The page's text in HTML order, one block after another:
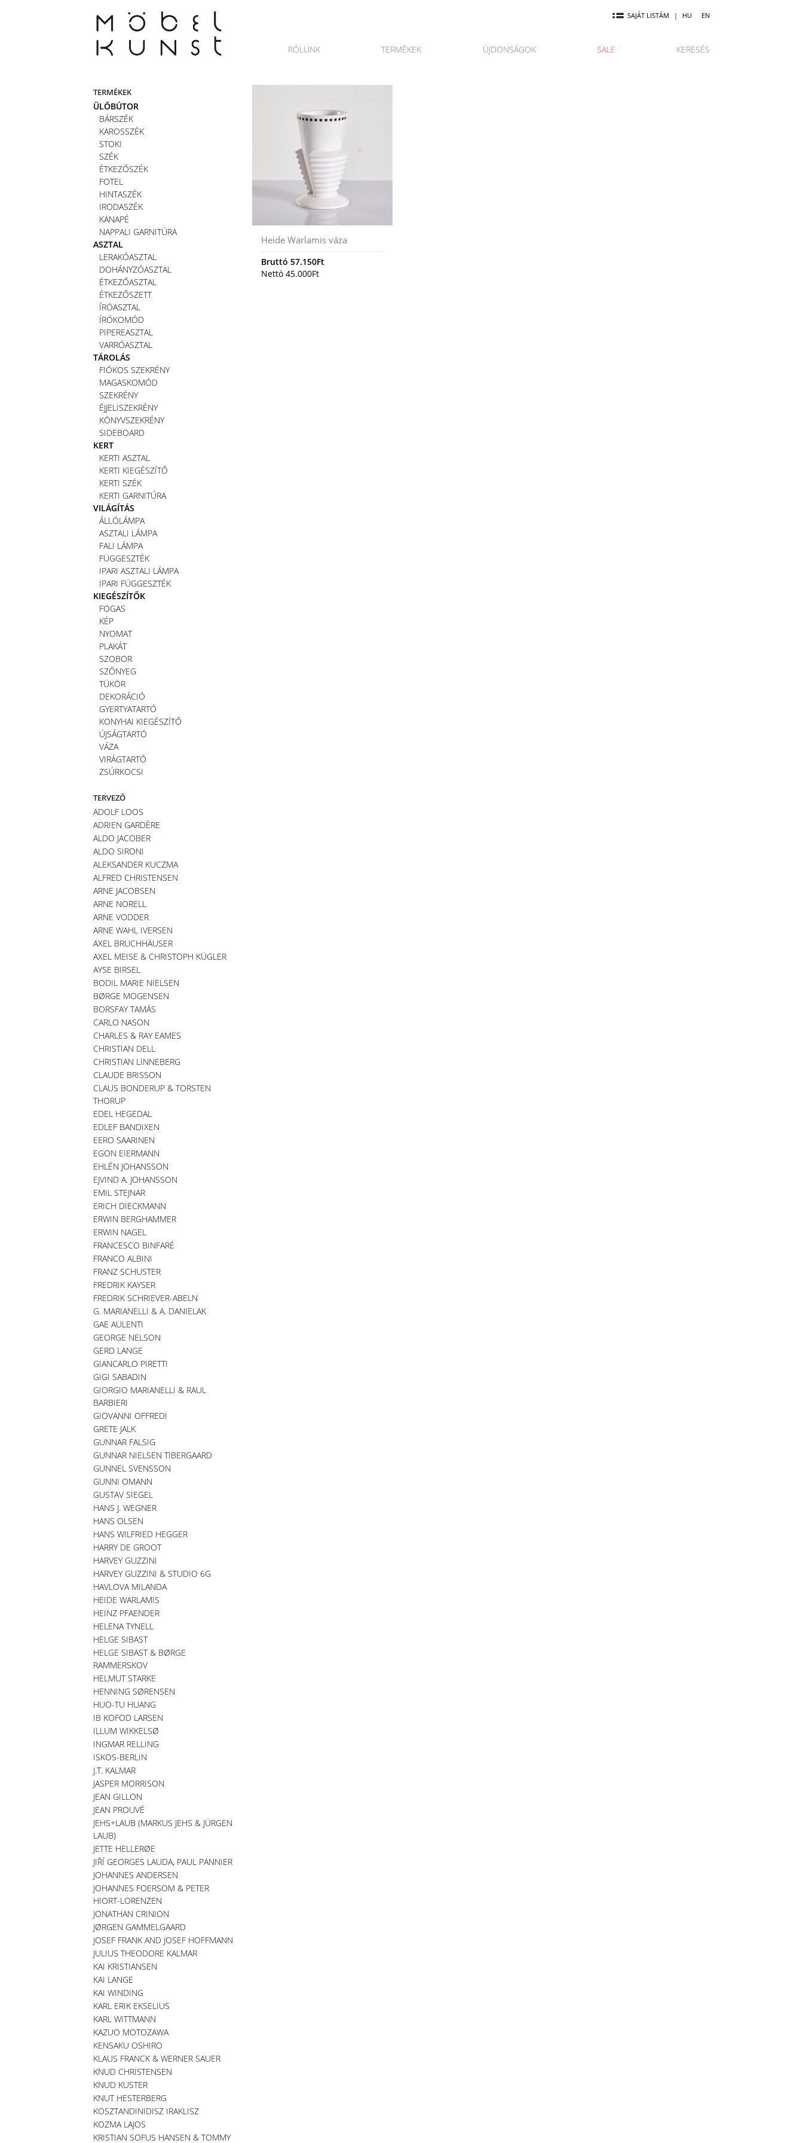
SAJÁT LISTÁM | HU EN
RÓLUNK TERMÉKEK ÚJDONSÁGOK SALE KERESÉS
TERMÉKEK
ÜLŐBÚTOR
BÁRSZÉK
KAROSSZÉK
STOKI
SZÉK
ÉTKEZŐSZÉK
FOTEL
HINTASZÉK
IRODASZÉK
KANAPÉ
NAPPALI GARNITÚRA
ASZTAL
LERAKÓASZTAL
DOHÁNYZÓASZTAL
ÉTKEZŐASZTAL
ÉTKEZŐSZETT
ÍRÓASZTAL
ÍRÓKOMÓD
PIPEREASZTAL
VARRÓASZTAL
TÁROLÁS
FIÓKOS SZEKRÉNY
MAGASKOMÓD
SZEKRÉNY
ÉJJELISZEKRÉNY
KÖNYVSZEKRÉNY
SIDEBOARD
KERT
KERTI ASZTAL
KERTI KIEGÉSZÍTŐ
KERTI SZÉK
KERTI GARNITÚRA
VILÁGÍTÁS
ÁLLÓLÁMPA
ASZTALI LÁMPA
FALI LÁMPA
FÜGGESZTÉK
IPARI ASZTALI LÁMPA
IPARI FÜGGESZTÉK
KIEGÉSZÍTŐK
FOGAS
KÉP
NYOMAT
PLAKÁT
SZOBOR
SZŐNYEG
TÜKÖR
DEKORÁCIÓ
GYERTYATARTÓ
KONYHAI KIEGÉSZÍTŐ
ÚJSÁGTARTÓ
VÁZA
VIRÁGTARTÓ
ZSÚRKOCSI
TERVEZŐ
ADOLF LOOS
ADRIEN GARDÈRE
ALDO JACOBER
ALDO SIRONI
ALEKSANDER KUCZMA
ALFRED CHRISTENSEN
ARNE JACOBSEN
ARNE NORELL
ARNE VODDER
ARNE WAHL IVERSEN
AXEL BRUCHHÄUSER
AXEL MEISE & CHRISTOPH KÜGLER
AYSE BIRSEL
BODIL MARIE NIELSEN
BØRGE MOGENSEN
BORSFAY TAMÁS
CARLO NASON
CHARLES & RAY EAMES
CHRISTIAN DELL
CHRISTIAN LINNEBERG
CLAUDE BRISSON
CLAUS BONDERUP & TORSTEN
THORUP
EDEL HEGEDAL
EDLEF BANDIXEN
EERO SAARINEN
EGON EIERMANN
EHLÉN JOHANSSON
EJVIND A. JOHANSSON
EMIL STEJNAR
ERICH DIECKMANN
ERWIN BERGHAMMER
ERWIN NAGEL
FRANCESCO BINFARÉ
FRANCO ALBINI
FRANZ SCHUSTER
FREDRIK KAYSER
FREDRIK SCHRIEVER-ABELN
G. MARIANELLI & A. DANIELAK
GAE AULENTI
GEORGE NELSON
GERD LANGE
GIANCARLO PIRETTI
GIGI SABADIN
GIORGIO MARIANELLI & RAUL
BARBIERI
GIOVANNI OFFREDI
GRETE JALK
GUNNAR FALSIG
GUNNAR NIELSEN TIBERGAARD
GUNNEL SVENSSON
GUNNI OMANN
GUSTAV SIEGEL
HANS J. WEGNER
HANS OLSEN
HANS WILFRIED HEGGER
HARRY DE GROOT
HARVEY GUZZINI
HARVEY GUZZINI & STUDIO 6G
HAVLOVA MILANDA
HEIDE WARLAMIS
HEINZ PFAENDER
HELENA TYNELL
HELGE SIBAST
HELGE SIBAST & BØRGE
RAMMERSKOV
HELMUT STARKE
HENNING SØRENSEN
HUO-TU HUANG
IB KOFOD LARSEN
ILLUM WIKKELSØ
INGMAR RELLING
ISKOS-BERLIN
J.T. KALMAR
JASPER MORRISON
JEAN GILLON
JEAN PROUVÉ
JEHS+LAUB (MARKUS JEHS & JÜRGEN
LAUB)
JETTE HELLERØE
JIŘÍ GEORGES LAUDA, PAUL PANNIER
JOHANNES ANDERSEN
JOHANNES FOERSOM & PETER
HIORT-LORENZEN
JONATHAN CRINION
JØRGEN GAMMELGAARD
JOSEF FRANK AND JOSEF HOFFMANN
JULIUS THEODORE KALMAR
KAI KRISTIANSEN
KAI LANGE
KAI WINDING
KARL ERIK EKSELIUS
KARL WITTMANN
KAZUO MOTOZAWA
KENSAKU OSHIRO
KLAUS FRANCK & WERNER SAUER
KNUD CHRISTENSEN
KNUD KUSTER
KNUT HESTERBERG
KOSZTANDINIDISZ IRAKLISZ
KOZMA LAJOS
KRISTIAN SOFUS HANSEN & TOMMY
Heide Warlamis váza
Bruttó 57.150Ft
Nettó 45.000Ft